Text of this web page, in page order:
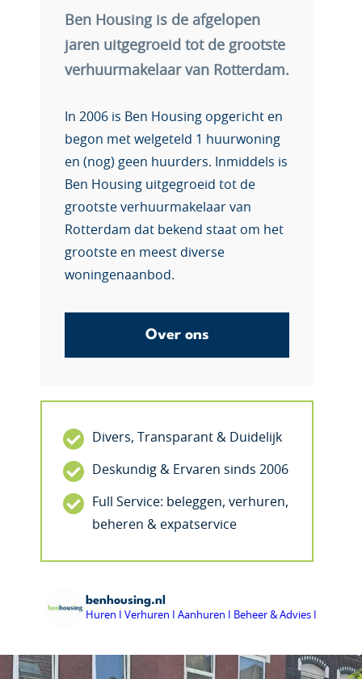
Ben Housing is de afgelopen
jaren uitgegroeid tot de grootste
verhuurmakelaar van Rotterdam.
In 2006 is Ben Housing opgericht en
begon met welgeteld 1 huurwoning
en (nog) geen huurders. Inmiddels is
Ben Housing uitgegroeid tot de
grootste verhuurmakelaar van
Rotterdam dat bekend staat om het
grootste en meest diverse
woningenaanbod.
Over ons
Divers, Transparant & Duidelijk
Deskundig & Ervaren sinds 2006
Full Service: beleggen, verhuren,
beheren & expatservice
benhousing.nl
Huren I Verhuren I Aanhuren I Beheer & Advies I